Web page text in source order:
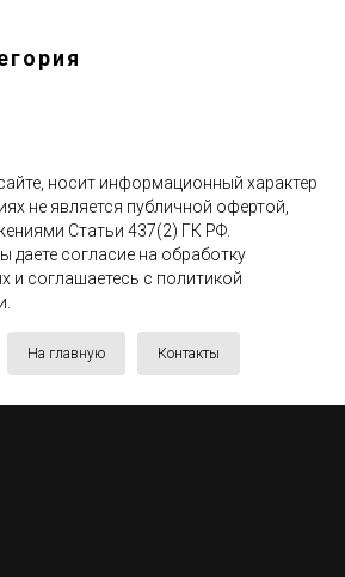
носит информационный характер
не является публичной офертой,
Статьи 437(2) ГК РФ.
даете согласие на обработку
и соглашаетесь c политикой
На главную Контакты